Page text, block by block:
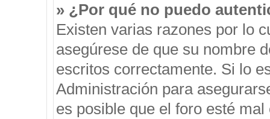
» ¿Por qué no puedo
Existen varias razones por lo
asegúrese de que su nombre
escritos correctamente. Si lo
Administración para
es posible que el foro esté